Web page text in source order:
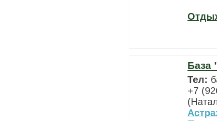
База
Тел:
+7